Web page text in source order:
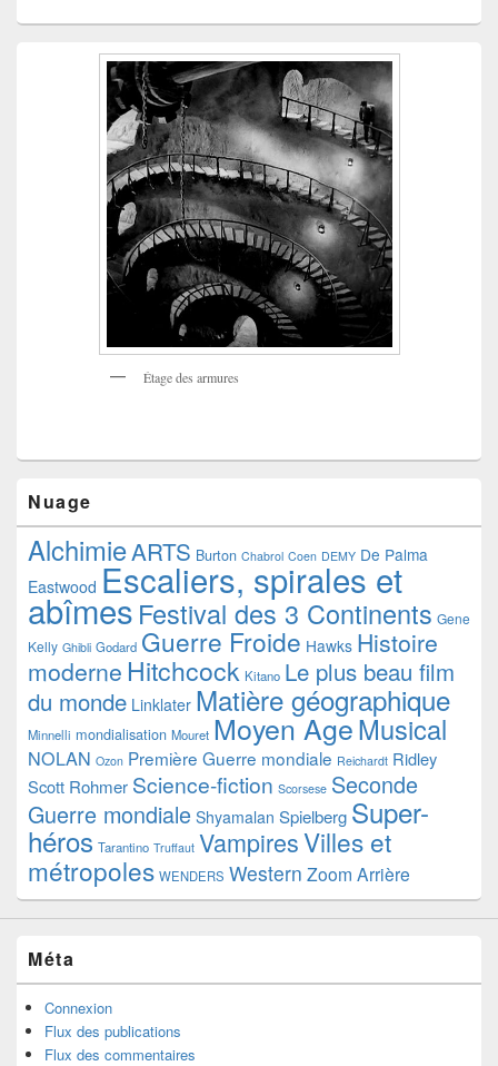
Étage des armures
Nuage
AlchimieARTS Burton Chabrol Coen DEMY De Palma
Eastwood Escaliers, spirales et
abîmes Festival des 3 Continents Gene
Kelly Ghibli Godard Guerre Froide Hawks Histoire
moderne Hitchcock Kitano Le plus beau film
du monde Linklater Matière géographique
Minnelli mondialisation Mouret Moyen AgeMusical
NOLAN Ozon Première Guerre mondiale Reichardt Ridley
Scott Rohmer Science-fiction Scorsese Seconde
Guerre mondiale Shyamalan Spielberg Super-
héros Tarantino Truffaut VampiresVilles et
métropoles WENDERS Western Zoom Arrière
Méta
Connexion
Flux des publications
Flux des commentaires